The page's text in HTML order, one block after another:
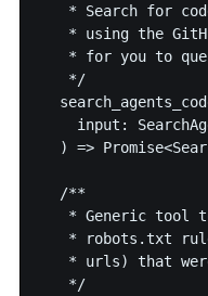
* Search for
* using the
* for you to
   */
input:
) =>
  /**
* Generic tool
* robots.txt
* urls) that
   */